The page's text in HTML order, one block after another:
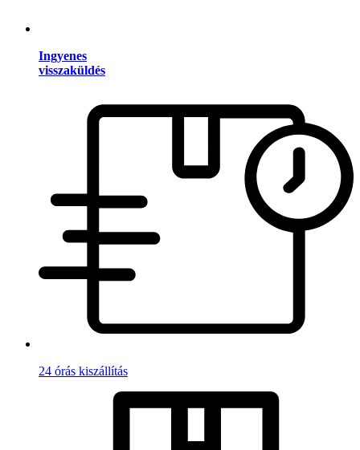
Ingyenes
visszaküldés
24 órás kiszállítás